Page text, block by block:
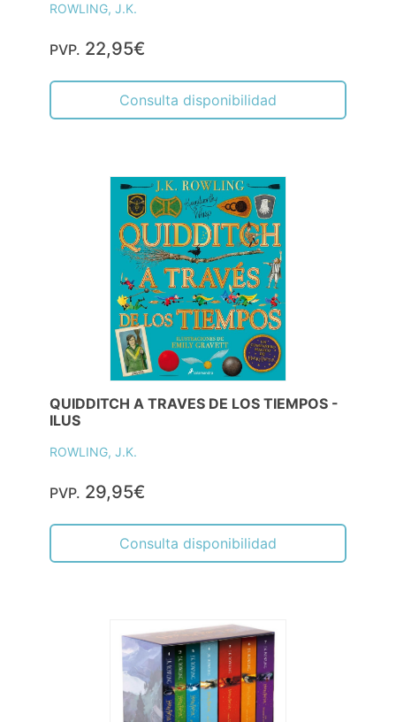
ROWLING, J.K.
PVP. 22,95€
Consulta disponibilidad
QUIDDITCH A TRAVES DE LOS TIEMPOS -
ILUS
ROWLING, J.K.
PVP. 29,95€
Consulta disponibilidad